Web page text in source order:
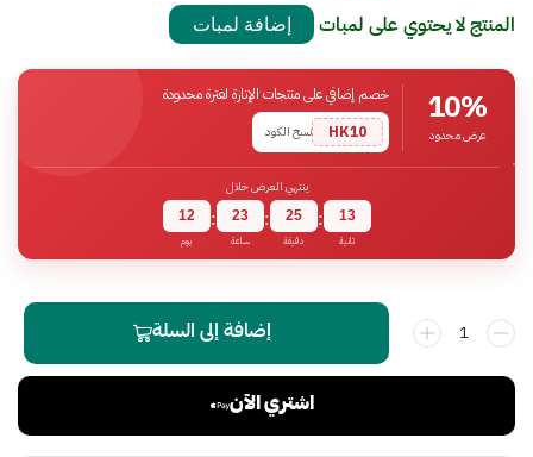
المنتج لا يحتوي على لمبات إضافة لمبات
10%
عرض محدود
خصم إضافي على منتجات الإنارة لفترة محدودة
HK10
نسخ الكود
ينتهي العرض خلال
12
يوم
: 23
ساعة
: 25
دقيقة
: 12
ثانية
إضافة إلى السلة
اشتري الآن